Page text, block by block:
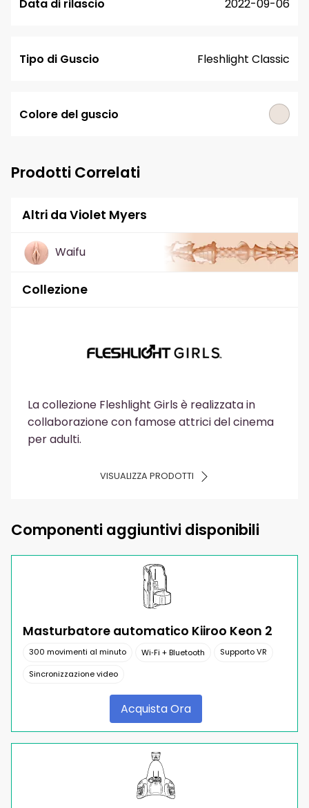
Data di rilascio 2022-09-06
Tipo di Guscio Fleshlight Classic
Colore del guscio
Prodotti Correlati
Altri da Violet Myers
Waifu
Collezione
La collezione Fleshlight Girls è realizzata in
collaborazione con famose attrici del cinema
per adulti.
VISUALIZZA PRODOTTI
Componenti aggiuntivi disponibili
Masturbatore automatico Kiiroo Keon 2
300 movimenti al minuto Wi‑Fi + Bluetooth Supporto VR
Sincronizzazione video
Acquista Ora